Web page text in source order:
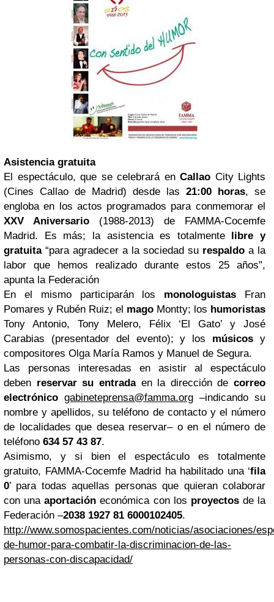
Asistencia gratuita
El espectáculo, que se celebrará en Callao City Lights
(Cines Callao de Madrid) desde las 21:00 horas, se
engloba en los actos programados para conmemorar el
XXV Aniversario (1988-2013) de FAMMA-Cocemfe
Madrid. Es más; la asistencia es totalmente libre y
gratuita“para agradecer a la sociedad su respaldo a la
labor que hemos realizado durante estos 25 años”,
apunta la Federación
En el mismo participarán los monologuistas Fran
Pomares y Rubén Ruiz; el mago Montty; los humoristas
Tony Antonio, Tony Melero, Félix ‘El Gato’ y José
Carabias (presentador del evento); y los músicos y
compositores Olga María Ramos y Manuel de Segura.
Las personas interesadas en asistir al espectáculo
deben reservar su entradaen la dirección de correo
electrónico gabineteprensa@famma.org –indicando su
nombre y apellidos, su teléfono de contacto y el número
de localidades que desea reservar– o en el número de
teléfono 634 57 43 87.
Asimismo, y si bien el espectáculo es totalmente
gratuito, FAMMA-Cocemfe Madrid ha habilitado una ‘fila
0’ para todas aquellas personas que quieran colaborar
con unaaportación económica con los proyectosde la
Federación –2038 1927 81 6000102405.
http://www.somospacientes.com/noticias/asociaciones/
de-humor-para-combatir-la-discriminacion-de-las-
personas-con-discapacidad/